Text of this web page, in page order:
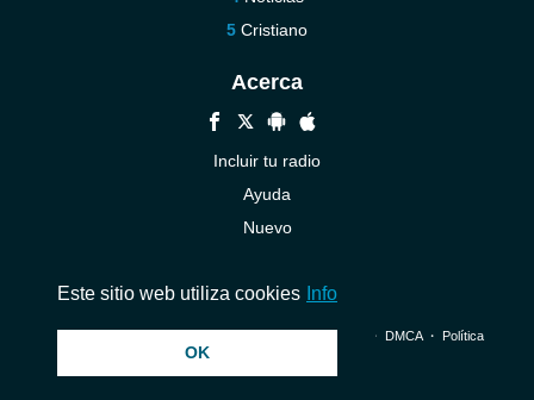
Cristiano
Acerca
Incluir tu radio
Ayuda
Nuevo
© 2026 InstantAudio. Reservados todos los derechos. ・ DMCA・ Política
Este sitio web utiliza cookies Info
OK